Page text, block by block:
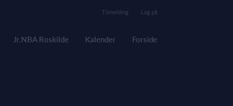
Tilmelding Log på
Jr.NBA Roskilde Kalender Forside